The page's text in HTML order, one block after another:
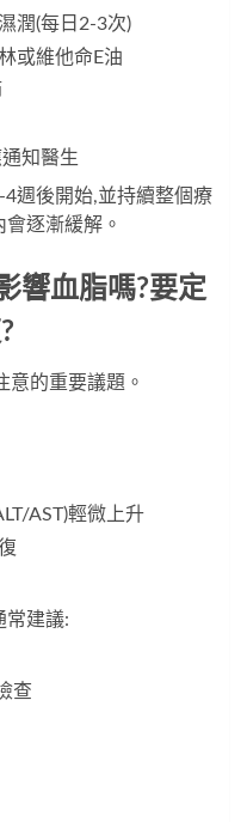
潤(每日2-3次)
或維他命E油
知醫生
週後開始,並持續整個療
逐漸緩解。
響血脂嗎?要定
意的重要議題。
AST)輕微上升
常建議:
查